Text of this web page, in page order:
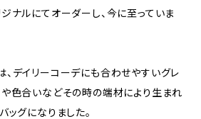
ナルにてオーダーし、今に至っていま
デイリーコーデにも合わせやすいグレ
や色合いなどその時の端材により生まれ
ッグになりました。